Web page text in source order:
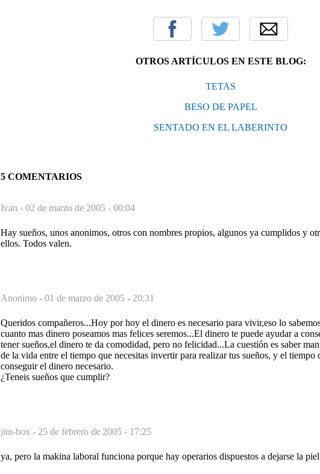
OTROS ARTÍCULOS EN ESTE BLOG:
TETAS
BESO DE PAPEL
SENTADO EN EL LABERINTO
5 COMENTARIOS
Ivan - 02 de marzo de 2005 - 00:04
Hay sueños, unos anonimos, otros con nombres propios, algunos ya cumplidos y
ellos. Todos valen.
Anonimo - 01 de marzo de 2005 - 20:31
Queridos compañeros...Hoy por hoy el dinero es necesario para vivir,eso lo
cuanto mas dinero poseamos mas felices seremos...El dinero te puede ayudar a
tener sueños,el dinero te da comodidad, pero no felicidad...La cuestión es saber
de la vida entre el tiempo que necesitas invertir para realizar tus sueños, y el tiempo
conseguir el dinero necesario.
¿Teneis sueños que cumplir?
jim-box - 25 de febrero de 2005 - 17:25
ya, pero la makina laboral funciona porque hay operarios dispuestos a dejarse la